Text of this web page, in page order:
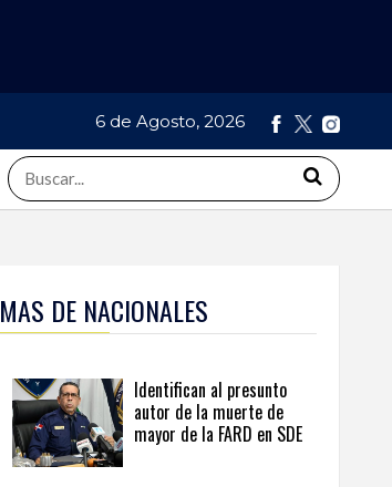
6 de Agosto, 2026
MAS DE NACIONALES
Identifican al presunto
autor de la muerte de
mayor de la FARD en SDE